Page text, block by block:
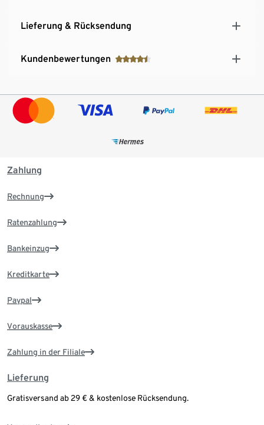
Lieferung & Rücksendung
Kundenbewertungen
Zahlung
Rechnung
Ratenzahlung
Bankeinzug
Kreditkarte
Paypal
Vorauskasse
Zahlung in der Filiale
Lieferung
Gratisversand ab 29 € & kostenlose Rücksendung.